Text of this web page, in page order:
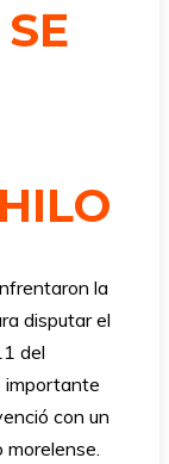
la
disputar el
del
importante
con un
morelense.